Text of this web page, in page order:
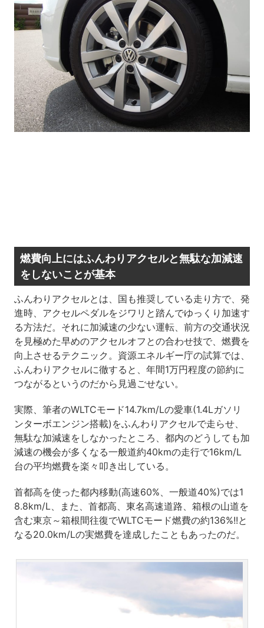
燃費向上にはふんわりアクセルと無駄な加減速
をしないことが基本
ふんわりアクセルとは、国も推奨している走り方で、発
進時、アクセルペダルをジワリと踏んでゆっくり加速す
る方法だ。それに加減速の少ない運転、前方の交通状況
を見極めた早めのアクセルオフとの合わせ技で、燃費を
向上させるテクニック。資源エネルギー庁の試算では、
ふんわりアクセルに徹すると、年間1万円程度の節約に
つながるというのだから見過ごせない。
実際、筆者のWLTCモード14.7km/Lの愛車(1.4Lガソリ
ンターボエンジン搭載)をふんわりアクセルで走らせ、
無駄な加減速をしなかったところ、都内のどうしても加
減速の機会が多くなる一般道約40kmの走行で16km/L
台の平均燃費を楽々叩き出している。
首都高を使った都内移動(高速60%、一般道40%)では1
8.8km/L、また、首都高、東名高速道路、箱根の山道を
含む東京～箱根間往復でWLTCモード燃費の約136%!!と
なる20.0km/Lの実燃費を達成したこともあったのだ。